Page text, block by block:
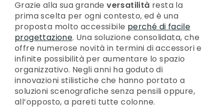
Grazie alla sua grandeversatilità resta la
prima scelta per ogni contesto, ed è una
proposta molto accessibile perché di facile
progettazione. Una soluzione consolidata, che
offre numerose novità in termini di accessori e
infinite possibilità per aumentare lo spazio
organizzativo. Negli anni ha goduto di
innovazioni stilistiche che hanno portato a
soluzioni scenografiche senza pensili oppure,
all’opposto, a pareti tutte colonne.